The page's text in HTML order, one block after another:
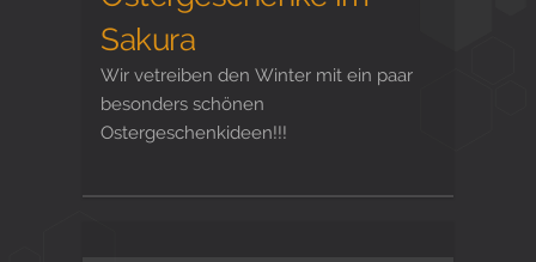
Sakura
Wir vetreiben den Winter mit ein paar
besonders schönen
Ostergeschenkideen!!!